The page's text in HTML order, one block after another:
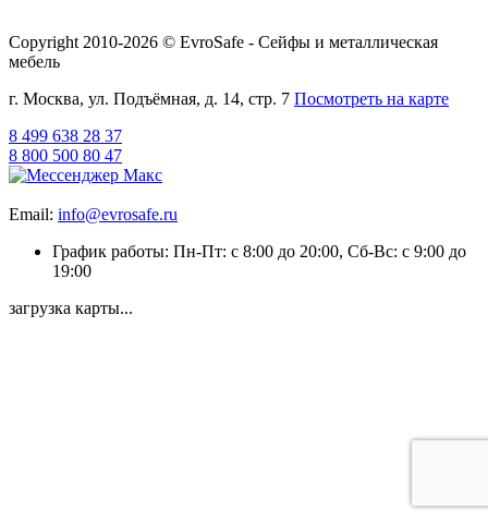
Copyright 2010-2026 © EvroSafe - Сейфы и металлическая
мебель
г. Москва, ул. Подъёмная, д. 14, стр. 7 Посмотреть на карте
8 499 638 28 37
8 800 500 80 47
Email: info@evrosafe.ru
График работы: Пн-Пт: с 8:00 до 20:00, Сб-Вс: с 9:00 до
19:00
загрузка карты...